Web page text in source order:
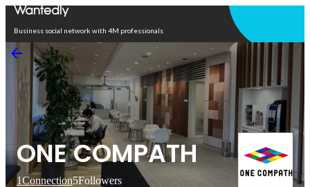
Business social network with 4M professionals
ONE COMPATH
1Connection5Followers